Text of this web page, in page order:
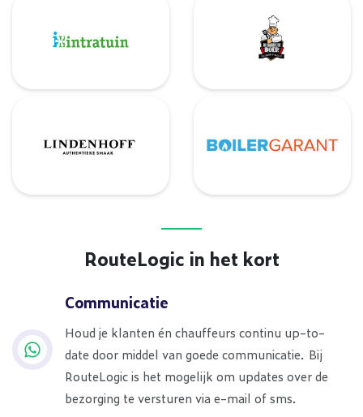
De Barbecue Boer
RouteLogic in het kort
Communicatie
Houd je klanten én chauffeurs continu up-to-
date door middel van goede communicatie. Bij
RouteLogic is het mogelijk om updates over de
bezorging te versturen via e-mail of sms.